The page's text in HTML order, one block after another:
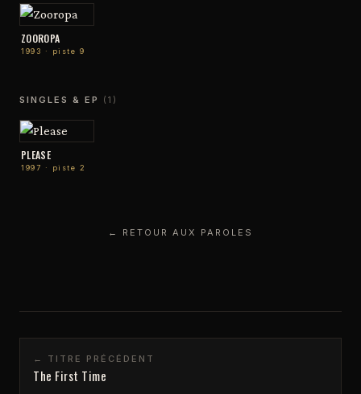
ZOOROPA
1993 · piste 9
SINGLES & EP (1)
PLEASE
1997 · piste 2
← RETOUR AUX PAROLES
← TITRE PRÉCÉDENT
The First Time